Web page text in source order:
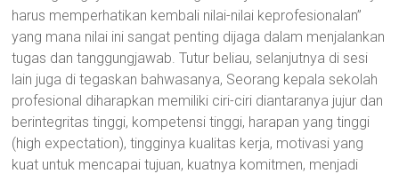
harus memperhatikan kembali nilai-nilai keprofesionalan”
yang mana nilai ini sangat penting dijaga dalam menjalankan
tugas dan tanggungjawab. Tutur beliau, selanjutnya di sesi
lain juga di tegaskan bahwasanya, Seorang kepala sekolah
profesional diharapkan memiliki ciri-ciri diantaranya jujur dan
berintegritas tinggi, kompetensi tinggi, harapan yang tinggi
(high expectation), tingginya kualitas kerja, motivasi yang
kuat untuk mencapai tujuan, kuatnya komitmen, menjadi